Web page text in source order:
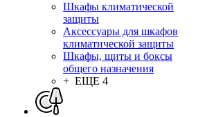
Шкафы климатической
защиты
Аксессуары для шкафов
климатической защиты
Шкафы, щиты и боксы
общего назначения
+ ЕЩЕ 4